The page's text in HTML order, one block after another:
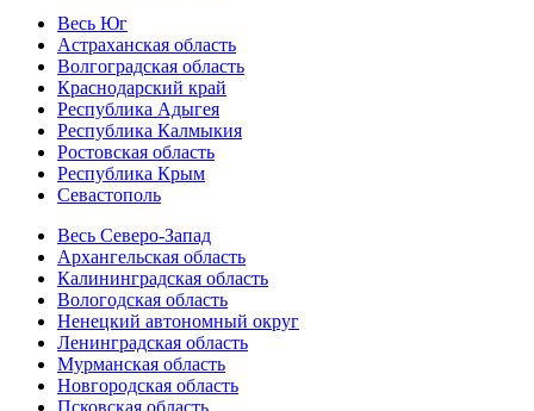
Весь Юг
Астраханская область
Волгоградская область
Краснодарский край
Республика Адыгея
Республика Калмыкия
Ростовская область
Республика Крым
Севастополь
Весь Северо-Запад
Архангельская область
Калининградская область
Вологодская область
Ненецкий автономный округ
Ленинградская область
Мурманская область
Новгородская область
Псковская область